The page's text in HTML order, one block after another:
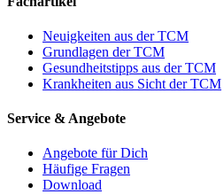
Neuigkeiten aus der TCM
Grundlagen der TCM
Gesundheitstipps aus der TCM
Krankheiten aus Sicht der TCM
Service & Angebote
Angebote für Dich
Häufige Fragen
Download